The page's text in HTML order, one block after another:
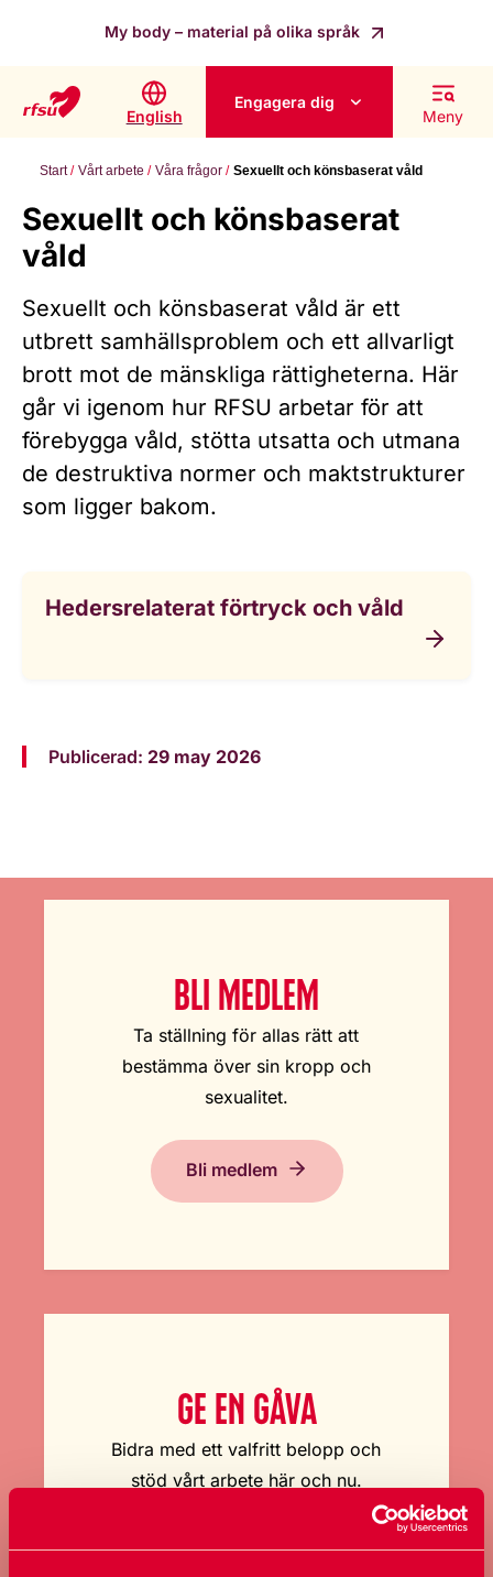
My body – material på olika språk
English
Engagera dig
Meny
Start Vårt arbete Våra frågor Sexuellt och könsbaserat våld
Sexuellt och könsbaserat
våld
Sexuellt och könsbaserat våld är ett
utbrett samhällsproblem och ett allvarligt
brott mot de mänskliga rättigheterna. Här
går vi igenom hur RFSU arbetar för att
förebygga våld, stötta utsatta och utmana
de destruktiva normer och maktstrukturer
som ligger bakom.
Hedersrelaterat förtryck och våld
Publicerad: 29 may 2026
BLI MEDLEM
Ta ställning för allas rätt att
bestämma över sin kropp och
sexualitet.
Bli medlem
GE EN GÅVA
Bidra med ett valfritt belopp och
stöd vårt arbete här och nu.
Ge en gåva